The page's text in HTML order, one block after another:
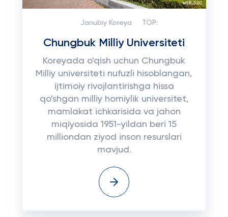
Janubiy Koreya TOP:
Chungbuk Milliy Universiteti
Koreyada o'qish uchun Chungbuk
Milliy universiteti nufuzli hisoblangan,
ijtimoiy rivojlantirishga hissa
qo'shgan milliy homiylik universitet,
mamlakat ichkarisida va jahon
miqiyosida 1951-yildan beri 15
milliondan ziyod inson resurslari
mavjud.